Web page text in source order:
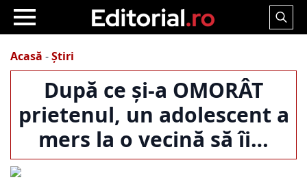
Search
Acasă -Știri
După ce și-a OMORÂT
prietenul, un adolescent a
mers la o vecină să îi…